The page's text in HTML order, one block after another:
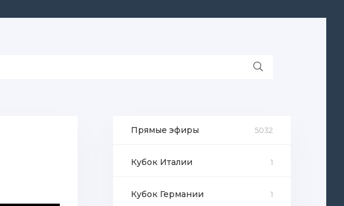
Прямые эфиры 5032
Кубок Италии 1
Кубок Германии 1